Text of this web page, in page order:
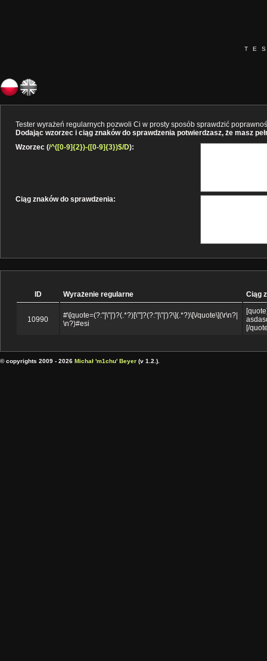
Tester wyrażeń regularnych pozwoli Ci w prosty sposób sprawdzić
Dodając wzorzec i ciąg znaków do sprawdzenia potwierdzasz, że masz
Wzorzec (/^([0-9]{2})-([0-9]{3})$/D):
Ciąg znaków do sprawdzenia:
ID Wyrażenie regularne Ciąg
10990
#\[quote=(?:"|\"|')?(.*?)[\"']?(?:"|\"|')?\](.*?)\[\/quote\](\r\n?|
\n?)#esi
[/
© copyrights 2009 - 2026 Michał 'm1chu' Beyer (v 1.2.).